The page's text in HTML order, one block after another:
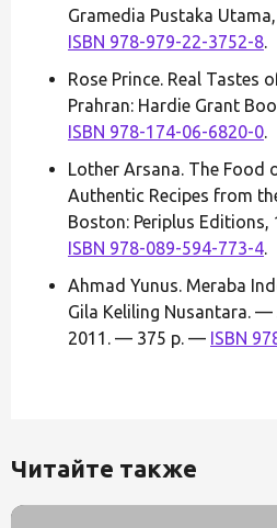
Gramedia Pustaka
ISBN 978-979-22-3752-8.
Rose Prince. Real Tastes
Prahran: Hardie Grant
ISBN 978-174-06-6820-0.
Lother Arsana. The Food
Authentic Recipes from
Boston: Periplus
ISBN 978-089-594-773-4.
Ahmad Yunus. Meraba
Gila Keliling Nusantara. —
2011. — 375 p. — ISBN
Читайте также